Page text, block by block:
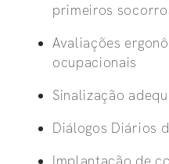
primeiros
Avaliações
ocupacionais
Sinalização
Diálogos Diários
Implantação de